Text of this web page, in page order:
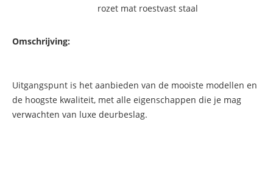
rozet mat roestvast staal
Omschrijving:
Uitgangspunt is het aanbieden van de mooiste modellen en
de hoogste kwaliteit, met alle eigenschappen die je mag
verwachten van luxe deurbeslag.